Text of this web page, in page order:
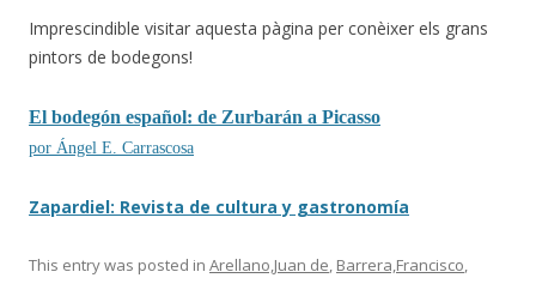
Imprescindible visitar aquesta pàgina per conèixer els grans
pintors de bodegons!
El bodegón español: de Zurbarán a Picasso
por Ángel E. Carrascosa
Zapardiel: Revista de cultura y gastronomía
This entry was posted in Arellano,Juan de, Barrera,Francisco,